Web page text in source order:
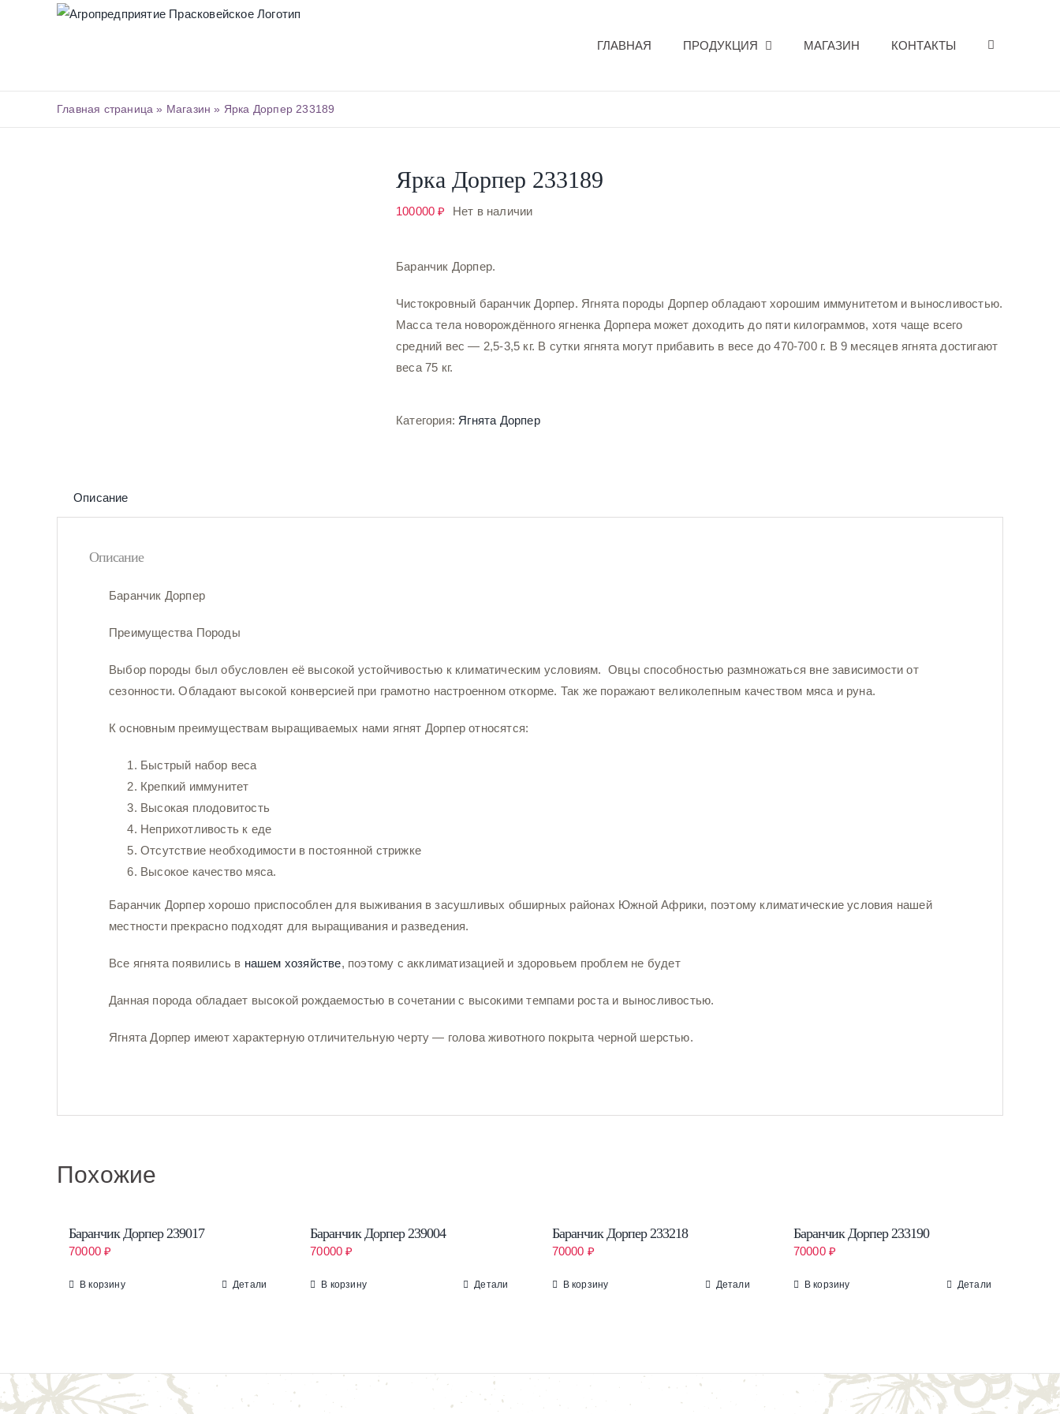
ГЛАВНАЯ ПРОДУКЦИЯ МАГАЗИН КОНТАКТЫ
Главная страница » Магазин » Ярка Дорпер 233189
Ярка Дорпер 233189
100000₽ Нет в наличии
Баранчик Дорпер.
Чистокровный баранчик Дорпер. Ягнята породы Дорпер обладают хорошим иммунитетом и выносливостью.
Масса тела новорождённого ягненка Дорпера может доходить до пяти килограммов, хотя чаще всего
средний вес — 2,5-3,5 кг. В сутки ягнята могут прибавить в весе до 470-700 г. В 9 месяцев ягнята достигают
веса 75 кг.
Категория: Ягнята Дорпер
Описание
Описание
Баранчик Дорпер
Преимущества Породы
Выбор породы был обусловлен её высокой устойчивостью к климатическим условиям. Овцы способностью размножаться вне зависимости от
сезонности. Обладают высокой конверсией при грамотно настроенном откорме. Так же поражают великолепным качеством мяса и руна.
К основным преимуществам выращиваемых нами ягнят Дорпер относятся:
Быстрый набор веса
Крепкий иммунитет
Высокая плодовитость
Неприхотливость к еде
Отсутствие необходимости в постоянной стрижке
Высокое качество мяса.
Баранчик Дорпер хорошо приспособлен для выживания в засушливых обширных районах Южной Африки, поэтому климатические условия нашей
местности прекрасно подходят для выращивания и разведения.
Все ягнята появились в нашем хозяйстве, поэтому с акклиматизацией и здоровьем проблем не будет
Данная порода обладает высокой рождаемостью в сочетании с высокими темпами роста и выносливостью.
Ягнята Дорпер имеют характерную отличительную черту — голова животного покрыта черной шерстью.
Похожие
Баранчик Дорпер 239017
70000₽
В корзину Детали
Баранчик Дорпер 239004
70000₽
В корзину Детали
Баранчик Дорпер 233218
70000 ₽
В корзину Детали
Баранчик Дорпер 233190
70000 ₽
В корзину Детали